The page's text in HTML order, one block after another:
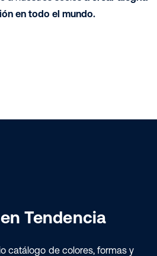
en todo el mundo.
Tendencia
catálogo de colores, formas y